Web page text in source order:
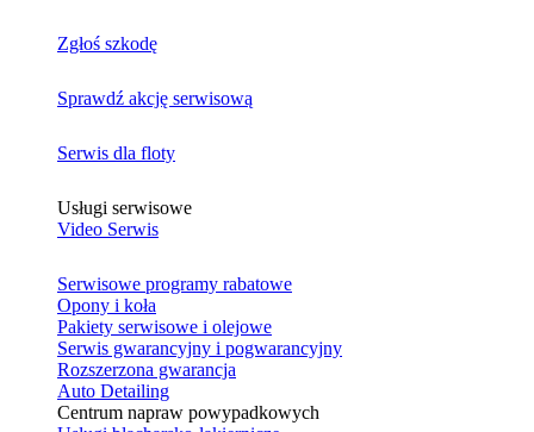
Zgłoś szkodę
Sprawdź akcję serwisową
Serwis dla floty
Usługi serwisowe
Video Serwis
Serwisowe programy rabatowe
Opony i koła
Pakiety serwisowe i olejowe
Serwis gwarancyjny i pogwarancyjny
Rozszerzona gwarancja
Auto Detailing
Centrum napraw powypadkowych